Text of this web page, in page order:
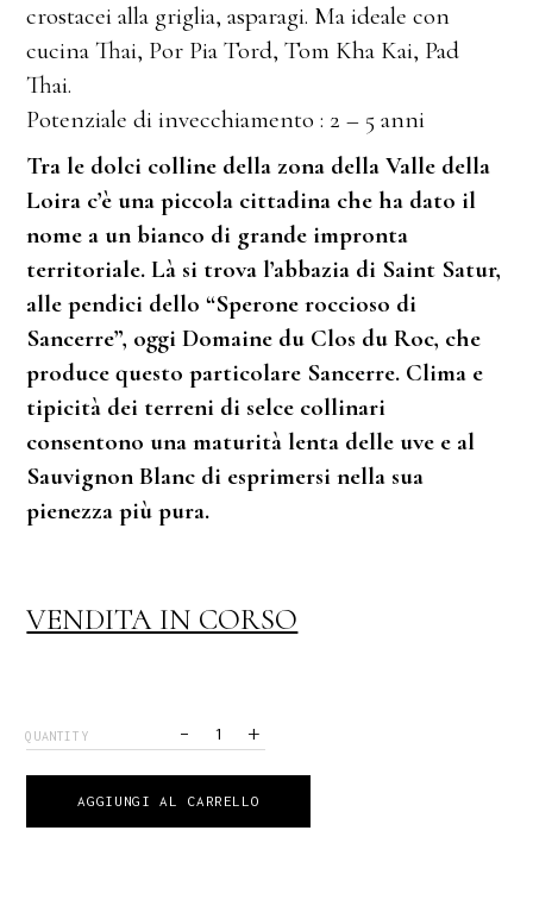
crostacei alla griglia, asparagi. Ma ideale con
cucina Thai, Por Pia Tord, Tom Kha Kai, Pad
Thai.
Potenziale di invecchiamento : 2 – 5 anni
Tra le dolci colline della zona della Valle della
Loira c’è una piccola cittadina che ha dato il
nome a un bianco di grande impronta
territoriale. Là si trova l’abbazia di Saint Satur,
alle pendici dello “Sperone roccioso di
Sancerre”, oggi Domaine du Clos du Roc, che
produce questo particolare Sancerre. Clima e
tipicità dei terreni di selce collinari
consentono una maturità lenta delle uve e al
Sauvignon Blanc di esprimersi nella sua
pienezza più pura.
VENDITA IN CORSO
QUANTITY - +
AGGIUNGI AL CARRELLO